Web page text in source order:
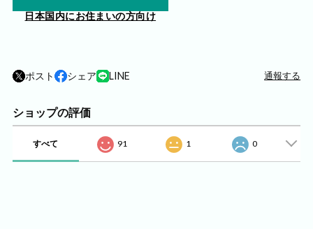
日本国内にお住まいの方向け
ポスト シェア LINE 通報する
ショップの評価
すべて 91 1 0